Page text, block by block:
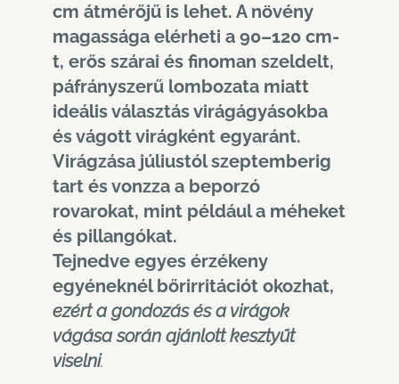
cm átmérőjű is lehet. A növény
magassága elérheti a 90–120 cm-
t, erős szárai és finoman szeldelt,
páfrányszerű lombozata miatt
ideális választás virágágyásokba
és vágott virágként egyaránt.
Virágzása júliustól szeptemberig
tart és vonzza a beporzó
rovarokat, mint például a méheket
és pillangókat.
Tejnedve egyes érzékeny
egyéneknél bőrirritációt okozhat,
ezért a gondozás és a virágok
vágása során ajánlott kesztyűt
viselni.